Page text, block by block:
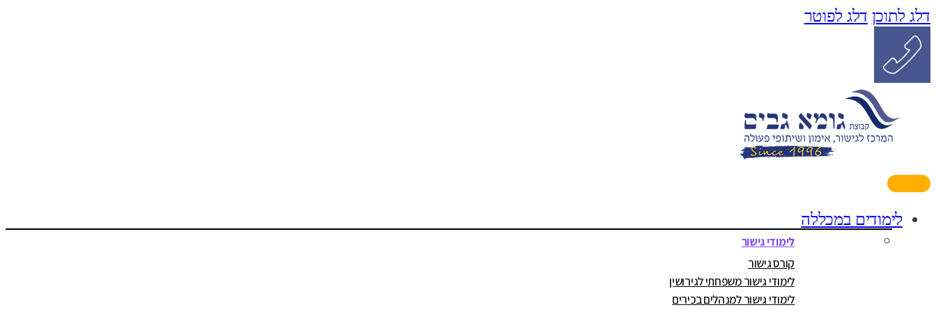
דלג לתוכן דלג לפוטר
לימודים במכללה
לימודי גישור
קורס גישור
לימודי גישור משפחתי לגירושין
לימודי גישור למנהלים בכירים